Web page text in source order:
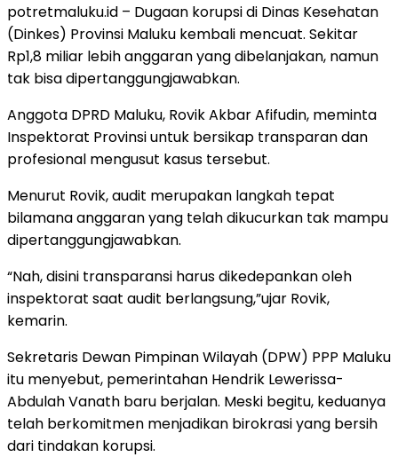
potretmaluku.id – Dugaan korupsi di Dinas Kesehatan
(Dinkes) Provinsi Maluku kembali mencuat. Sekitar
Rp1,8 miliar lebih anggaran yang dibelanjakan, namun
tak bisa dipertanggungjawabkan.
Anggota DPRD Maluku, Rovik Akbar Afifudin, meminta
Inspektorat Provinsi untuk bersikap transparan dan
profesional mengusut kasus tersebut.
Menurut Rovik, audit merupakan langkah tepat
bilamana anggaran yang telah dikucurkan tak mampu
dipertanggungjawabkan.
“Nah, disini transparansi harus dikedepankan oleh
inspektorat saat audit berlangsung,”ujar Rovik,
kemarin.
Sekretaris Dewan Pimpinan Wilayah (DPW) PPP Maluku
itu menyebut, pemerintahan Hendrik Lewerissa-
Abdulah Vanath baru berjalan. Meski begitu, keduanya
telah berkomitmen menjadikan birokrasi yang bersih
dari tindakan korupsi.